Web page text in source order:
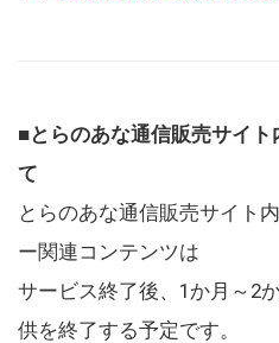
■とらのあな通信販売サイ
て
とらのあな通信販売サイト
ー関連コンテンツは
サービス終了後、1か月～2
供を終了する予定です。